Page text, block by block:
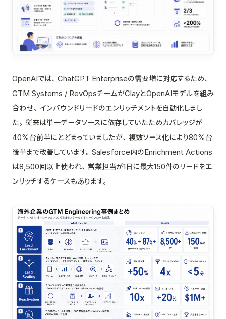
OpenAIでは、ChatGPT Enterpriseの需要増に対応するため、
GTM Systems / RevOpsチームがClayとOpenAIモデルを組み
合わせ、インバウンドリードのエンリッチメントを自動化しまし
た。従来は単一データソースに依存していたためカバレッジが
40%台前半にとどまっていましたが、複数ソース化により80%台
後半まで改善しています。Salesforce内のEnrichment Actions
は8,500回以上使われ、営業担当が1日に最大150件のリードをエ
ンリッチするケースもあります。